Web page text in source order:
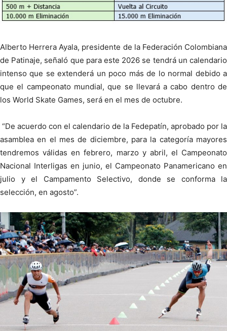
Alberto Herrera Ayala, presidente de la Federación Colombiana
de Patinaje, señaló que para este 2026 se tendrá un calendario
intenso que se extenderá un poco más de lo normal debido a
que el campeonato mundial, que se llevará a cabo dentro de
los World Skate Games, será en el mes de octubre.
“De acuerdo con el calendario de la Fedepatín, aprobado por la
asamblea en el mes de diciembre, para la categoría mayores
tendremos válidas en febrero, marzo y abril, el Campeonato
Nacional Interligas en junio, el Campeonato Panamericano en
julio y el Campamento Selectivo, donde se conforma la
selección, en agosto”.